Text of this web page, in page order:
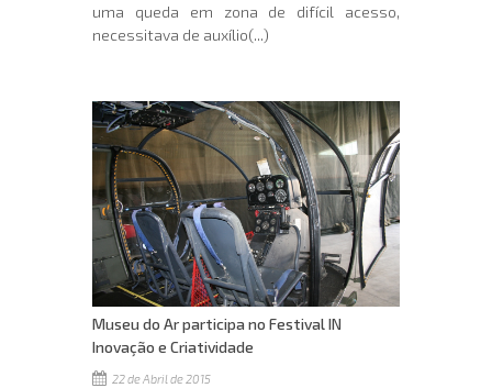
uma queda em zona de difícil acesso,
necessitava de auxílio(...)
Museu do Ar participa no Festival IN 
Inovação e Criatividade
22 de Abril de 2015